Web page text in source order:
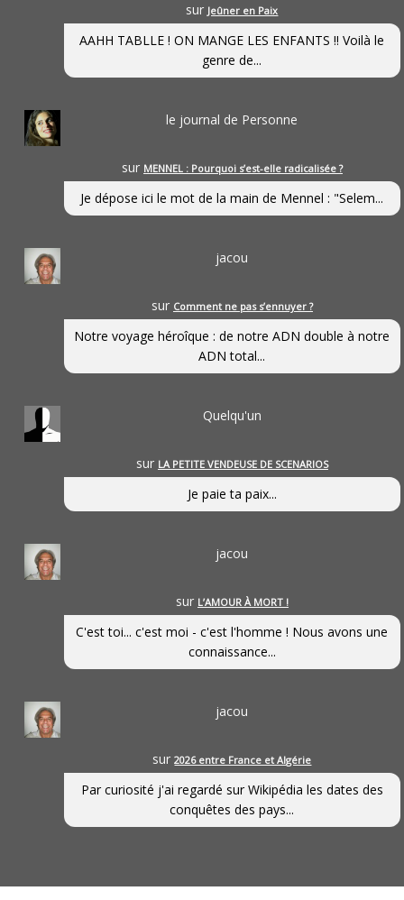
sur Jeûner en Paix
AAHH TABLLE ! ON MANGE LES ENFANTS !! Voilà le
genre de...
le journal de Personne
sur MENNEL : Pourquoi s’est-elle radicalisée ?
Je dépose ici le mot de la main de Mennel : "Selem...
jacou
sur Comment ne pas s’ennuyer ?
Notre voyage héroîque : de notre ADN double à notre
ADN total...
Quelqu'un
sur LA PETITE VENDEUSE DE SCENARIOS
Je paie ta paix...
jacou
sur L’AMOUR À MORT !
C'est toi... c'est moi - c'est l'homme ! Nous avons une
connaissance...
jacou
sur2026 entre France et Algérie
Par curiosité j'ai regardé sur Wikipédia les dates des
conquêtes des pays...